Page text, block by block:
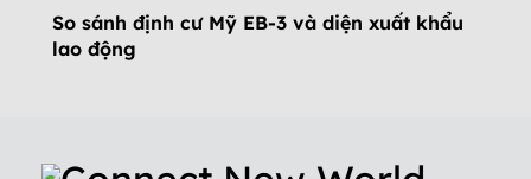
So sánh định cư Mỹ EB-3 và diện xuất khẩu
lao động